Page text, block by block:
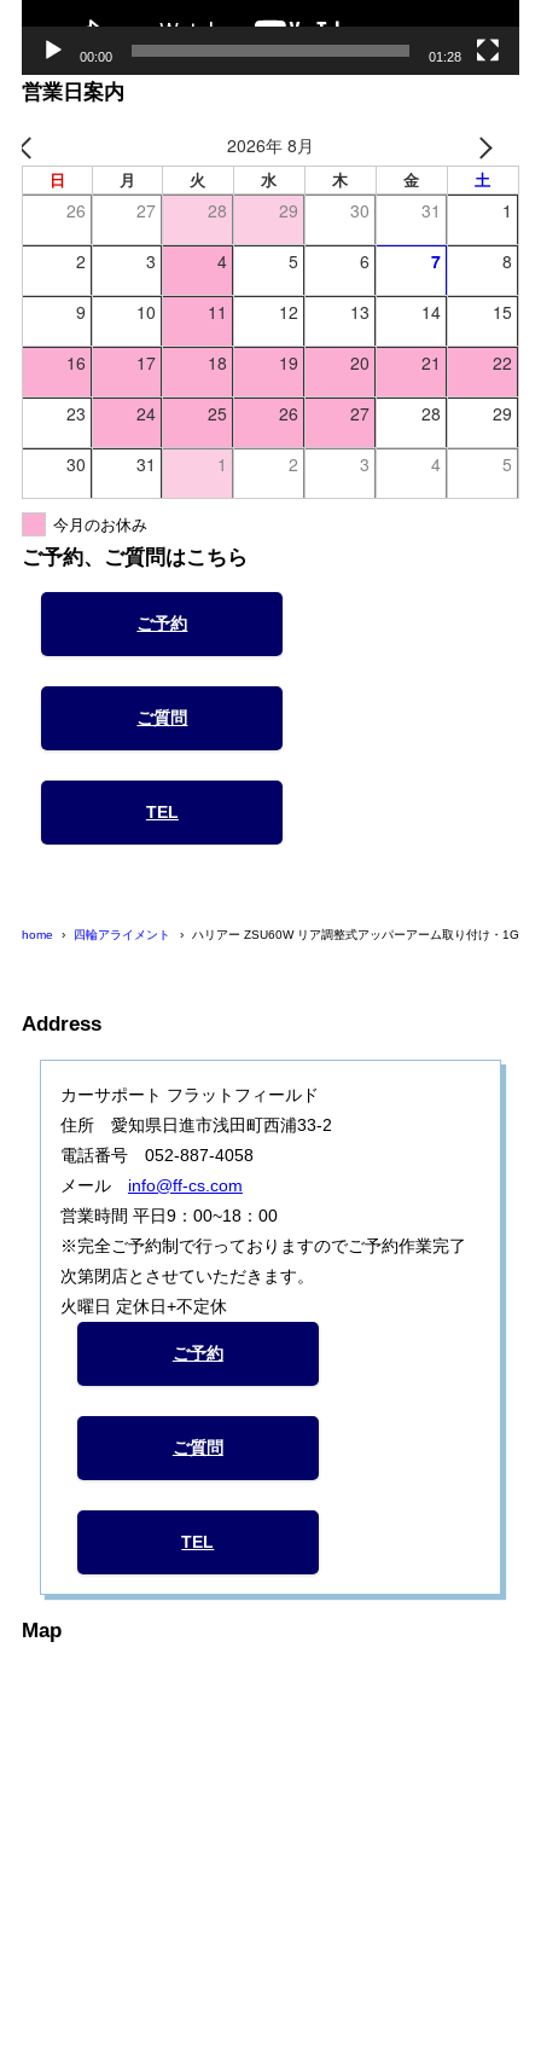
00:00 01:28
営業日案内
2026年 8月
日 月 火 水 木 金 土
26 27 28 29 30 31 1
2 3 4 5 6 7 8
9 10 11 12 13 14 15
16 17 18 19 20 21 22
23 24 25 26 27 28 29
30 31 1 2 3 4 5
今月のお休み
ご予約、ご質問はこちら
ご予約
ご質問
TEL
home 四輪アライメント ハリアー ZSU60W リア調整式アッパーアーム取り付け・1G締
Address
カーサポート フラットフィールド
住所 愛知県日進市浅田町西浦33-2
電話番号 052-887-4058
メール info@ff-cs.com
営業時間 平日9：00~18：00
※完全ご予約制で行っておりますのでご予約作業完了
次第閉店とさせていただきます。
火曜日 定休日+不定休
ご予約
ご質問
TEL
Map